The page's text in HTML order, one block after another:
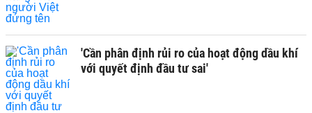
'Cần phân định rủi ro của hoạt động dầu khí
với quyết định đầu tư sai'